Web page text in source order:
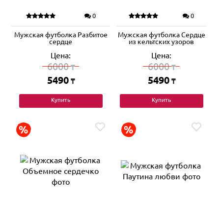
0
Мужская футболка Разбитое
сердце
Цена:
6000₸
5490 ₸
Купить
0
Мужская футболка Сердце
из кельтских узоров
Цена:
6000₸
5490 ₸
Купить